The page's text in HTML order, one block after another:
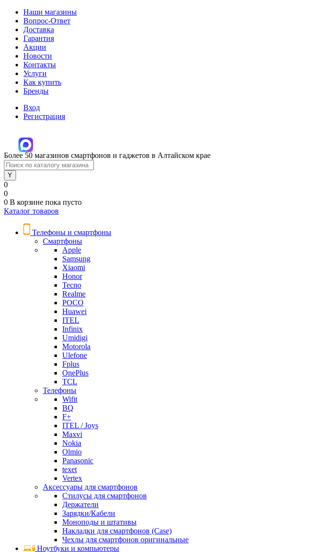
Наши магазины
Вопрос-Ответ
Доставка
Гарантия
Акции
Новости
Контакты
Услуги
Как купить
Бренды
Вход
Регистрация
Более 50 магазинов смартфонов и гаджетов в Алтайском крае
0
0
0 В корзине пока пусто
Каталог товаров
Телефоны и смартфоны
Смартфоны
Apple
Samsung
Xiaomi
Honor
Tecno
Realme
POCO
Huawei
ITEL
Infinix
Umidigi
Motorola
Ulefone
Fplus
OnePlus
TCL
Телефоны
Wifit
BQ
F+
ITEL / Joys
Maxvi
Nokia
Olmio
Panasonic
texet
Vertex
Аксессуары для смартфонов
Стилусы для смартфонов
Держатели
Зарядки/Кабели
Моноподы и штативы
Накладки для смартфонов (Case)
Чехлы для смартфонов оригинальные
Ноутбуки и компьютеры